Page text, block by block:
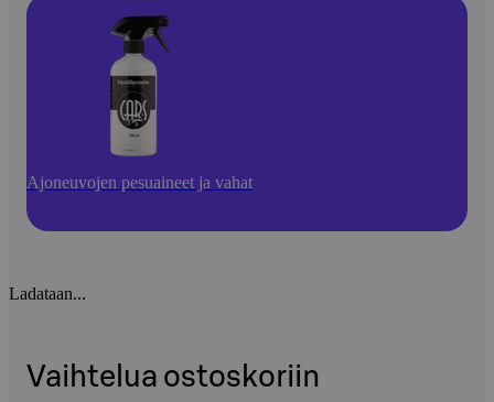
Ajoneuvojen pesuaineet ja vahat
Ladataan...
Vaihtelua ostoskoriin